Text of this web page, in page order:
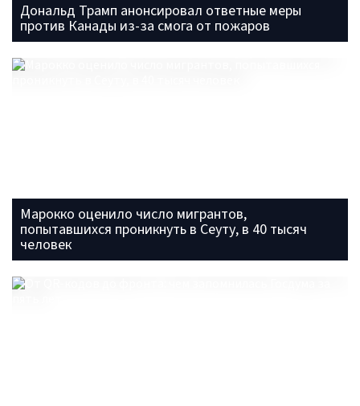
Дональд Трамп анонсировал ответные меры
против Канады из-за смога от пожаров
Марокко оценило число мигрантов,
попытавшихся проникнуть в Сеуту, в 40 тысяч
человек